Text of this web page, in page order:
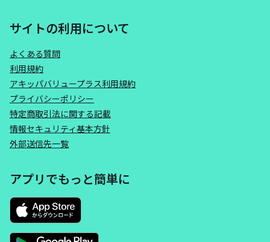
サイトの利用について
よくある質問
利用規約
アキッパバリュープラス利用規約
プライバシーポリシー
特定商取引法に関する記載
情報セキュリティ基本方針
外部送信先一覧
アプリでもっと簡単に